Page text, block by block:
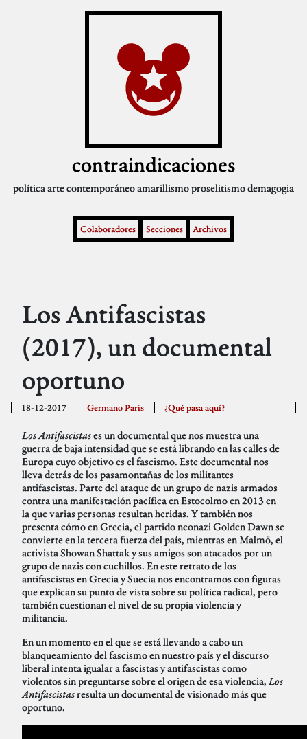
contraindicaciones
políticaarte contemporáneoamarillismoproselitismodemagogia
Colaboradores Secciones Archivos
Los Antifascistas
(2017), un documental
oportuno
18-12-2017 Germano Paris ¿Qué pasa aquí?
Los Antifascistases un documental que nos muestra una
guerra de baja intensidad que se está librando en las calles de
Europa cuyo objetivo es el fascismo. Este documental nos
lleva detrás de los pasamontañas de los militantes
antifascistas. Parte del ataque de un grupo de nazis armados
contra una manifestación pacífica en Estocolmo en 2013 en
la que varias personas resultan heridas. Y también nos
presenta cómo en Grecia, el partido neonazi Golden Dawn se
convierte en la tercera fuerza del país, mientras en Malmö, el
activista Showan Shattak y sus amigos son atacados por un
grupo de nazis con cuchillos. En este retrato de los
antifascistas en Grecia y Suecia nos encontramos con figuras
que explican su punto de vista sobre su política radical, pero
también cuestionan el nivel de su propia violencia y
militancia.
En un momento en el que se está llevando a cabo un
blanqueamiento del fascismo en nuestro país y el discurso
liberal intenta igualar a fascistas y antifascistas como
violentos sin preguntarse sobre el origen de esa violencia, Los
Antifascistasresulta un documental de visionado más que
oportuno.